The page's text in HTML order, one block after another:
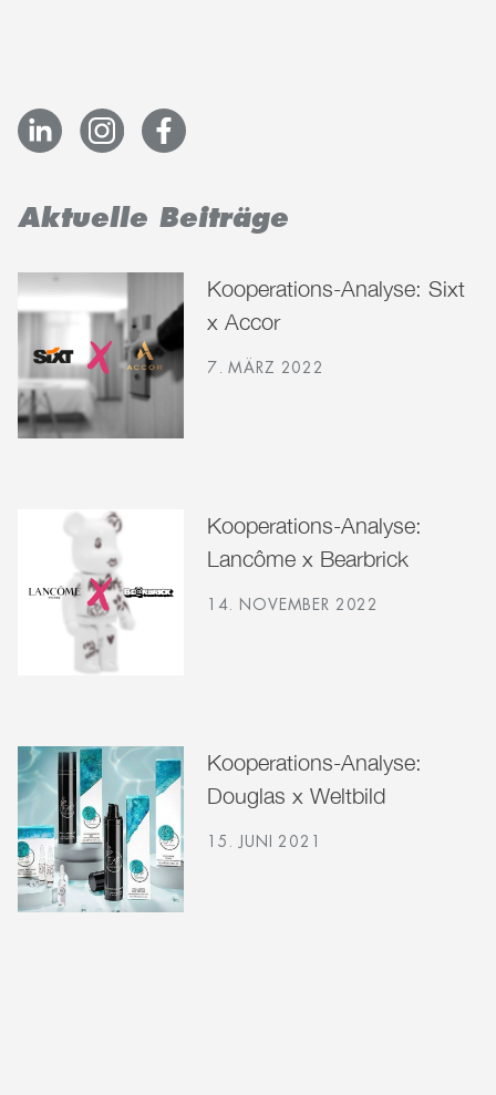
Aktuelle Beiträge
Kooperations-Analyse: Sixt
x Accor
7. MÄRZ 2022
Kooperations-Analyse:
Lancôme x Bearbrick
14. NOVEMBER 2022
Kooperations-Analyse:
Douglas x Weltbild
15. JUNI 2021